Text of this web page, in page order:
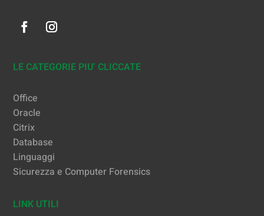
LE CATEGORIE PIU’ CLICCATE
Office
Oracle
Citrix
Database
Linguaggi
Sicurezza e Computer Forensics
LINK UTILI